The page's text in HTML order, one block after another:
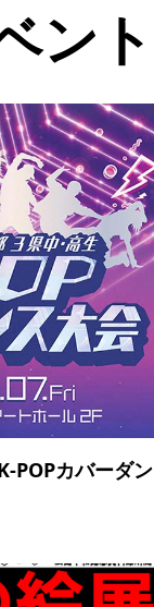
ント
POPカバーダン